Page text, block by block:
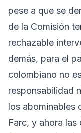
pese a que se
de la Comisión
rechazable
demás, para el
colombiano no
responsabilidad
los abominables
Farc, y ahora las